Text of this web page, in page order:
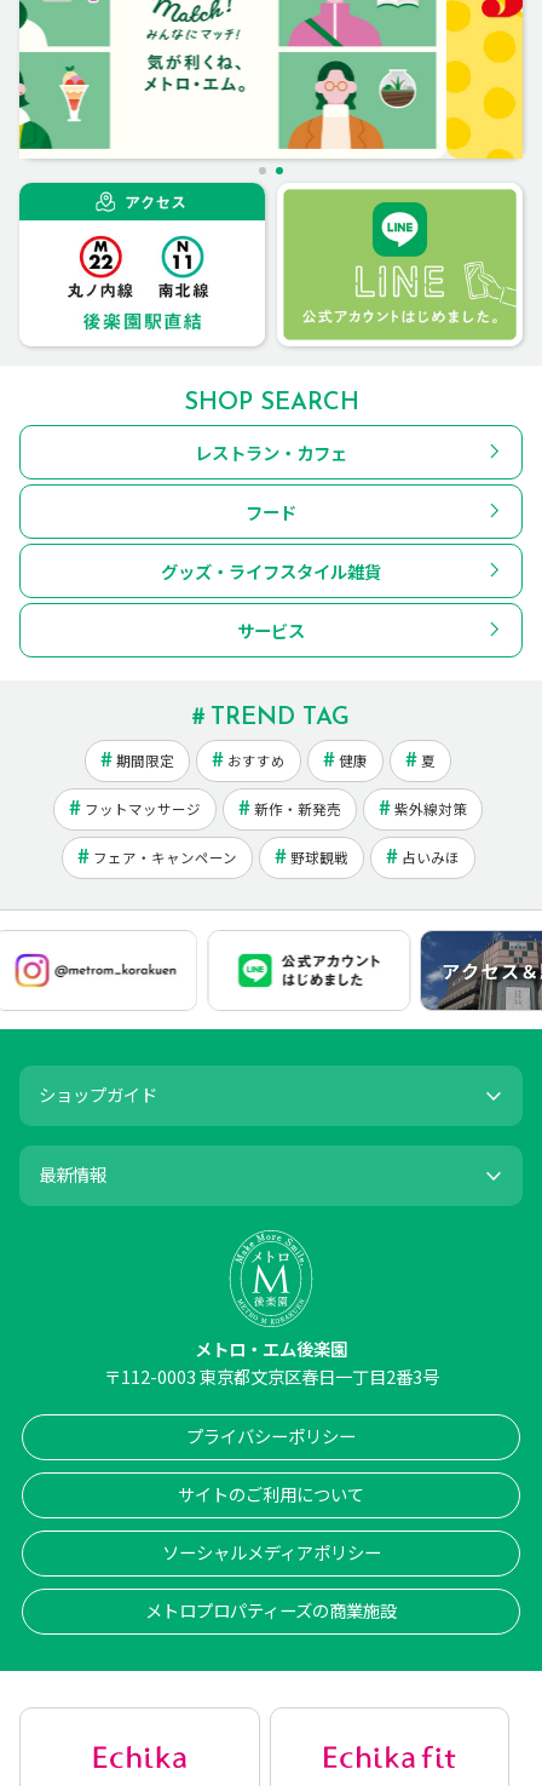
SHOP SEARCH
レストラン・カフェ
フード
グッズ・ライフスタイル雑貨
サービス
TREND TAG
期間限定 おすすめ 健康 夏
フットマッサージ 新作・新発売 紫外線対策
フェア・キャンペーン 野球観戦 占いみほ
ショップガイド
最新情報
メトロ・エム後楽園
〒112-0003東京都文京区春日一丁目2番3号
プライバシーポリシー
サイトのご利用について
ソーシャルメディアポリシー
メトロプロパティーズの商業施設